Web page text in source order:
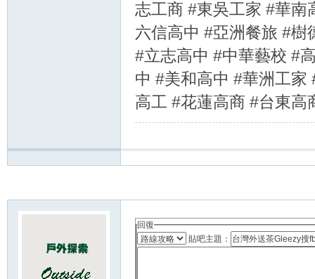
志工商 #東吳工家 #華南
六信高中 #亞洲餐旅 #樹
#立志高中 #中華藝校 #
中 #美和高中 #華洲工家
高工 #花蓮高商 #台東高
回復
貼吧主題：